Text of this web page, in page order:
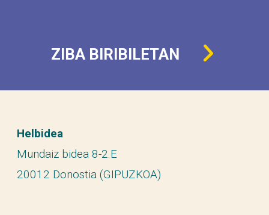
ZIBA BIRIBILETAN
Helbidea
Mundaiz bidea 8-2.E
20012 Donostia (GIPUZKOA)